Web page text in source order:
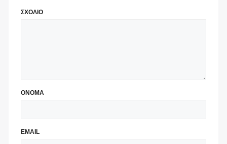
ΣΧΟΛΙΟ
ΟΝΟΜΑ
EMAIL